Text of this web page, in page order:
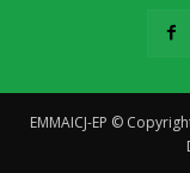
EMMAICJ-EP ©